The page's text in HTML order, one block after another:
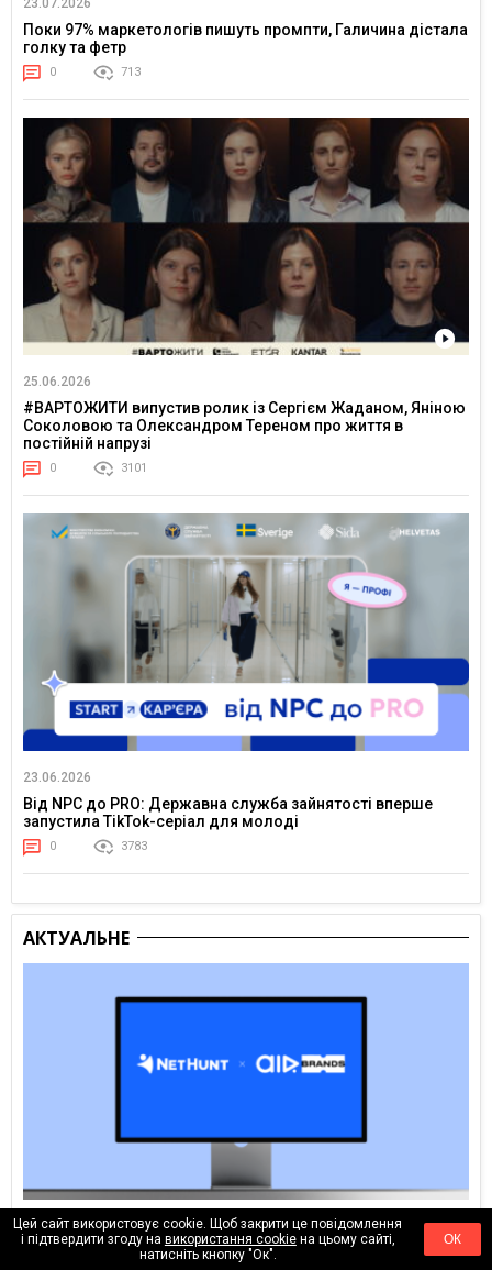
23.07.2026
Поки 97% маркетологів пишуть промпти, Галичина дістала
голку та фетр
0 713
25.06.2026
#ВАРТОЖИТИ випустив ролик із Сергієм Жаданом, Яніною
Соколовою та Олександром Тереном про життя в
постійній напрузі
0 3101
23.06.2026
Від NPC до PRO: Державна служба зайнятості вперше
запустила TikTok-серіал для молоді
0 3783
АКТУАЛЬНЕ
Сьогодні
Як налаштувати процеси для агенції: досвід AIR Brands у
Цей сайт використовує cookie. Щоб закрити це повідомлення
і підтвердити згоду на використання cookieна цьому сайті,
натисніть кнопку "Ок".
ОК